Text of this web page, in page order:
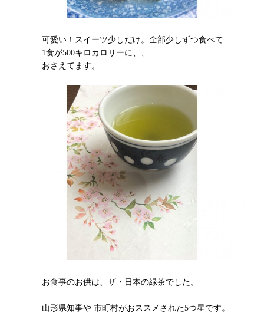
可愛い！スイーツ少しだけ。全部少しずつ食べて
1食が500キロカロリーに、、
おさえてます。
お食事のお供は、ザ・日本の緑茶でした。
山形県知事や 市町村がおススメされた5つ星です。